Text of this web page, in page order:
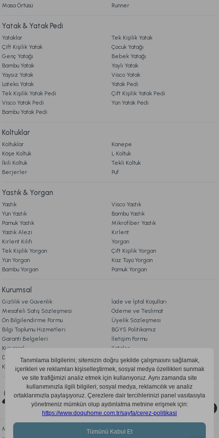
9. YATAK & KOLTUK SİPARİŞ VE İADE İŞLEMLERİ
4.490,00 TL
Ücretsiz Kargo
Visco Travel Yastık Classic Standart
459,00 TL
Online'a Özel
Sport Yastık 68 x 39 cm
2.239,00 TL
Ücretsiz Kargo
%20
İndirim 790,00 TL
Ücretsiz Kargo
999,00 TL
Climboo Yastık 50 x 70 cm
1.379,00 TL
Visco Travel Yastık Gri
549,00 TL
Online'a Özel
Festival Visco Smart Yastık 2'li 50 x 70 cm - Beyaz
%20
İndirim
2.799,00 TL
2.239,00 TL
Masa Örtüsü
Runner
Yatak & Yatak Pedi
Yataklar
Tek Kişilik Yatak
Çift Kişilik Yatak
Çocuk Yatağı
Genç Yatağı
Bebek Yatağı
Bambu Yatak
Yaylı Yatak
Yaysız Yatak
Visco Yatak
Lateks Yatak
Yatak Pedi
Tek Kişilik Yatak Pedi
Çift Kişilik Yatak Pedi
Visco Yatak Pedi
Yün Yatak Pedi
Bambu Yatak Pedi
Koltuklar
Koltuklar
Kanepe
Köşe Koltuk
L Koltuk
İkili Koltuk
Tekli Koltuk
Berjerler
Puf
Yastık & Yorgan
Yastık
Visco Yastık
Yün Yastık
Bambu Yastık
Pamuk Yastık
Mikrofiber Yastık
Yastık Alezi
Kırlent
Kırlent Kılıfı
Yorgan
Tek Kişilik Yorgan
Çift Kişilik Yorgan
Yün Yorgan
Kaz Tüyü Yorgan
Bambu Yorgan
Pamuk Yorgan
Kurumsal
Gizlilik ve Güvenlik
İade ve İptal Koşulları
Mesafeli Satış Sözleşmesi
Ödeme ve Teslimat
Ön Bilgilendirme Formu
Üyelik Sözleşmesi
Bilgi Toplumu Hizmetleri
BGYS Politikamız
Garanti Belgeleri
İletişim Formu
Kurumsal
Katalog
Doqu Blog
Çerez Politikası
KVKK Aydınlatma Metni
Bizi Takip Edin
0850 205 03 35
Mobil Uygulamayı İndir, Fırsatları Kaçırma!